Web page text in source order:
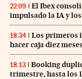
22:09
El Ibex
impulsado la IA y
18:34
Los primeros
hacer caja diez
18:13
Booking
trimestre, hasta los